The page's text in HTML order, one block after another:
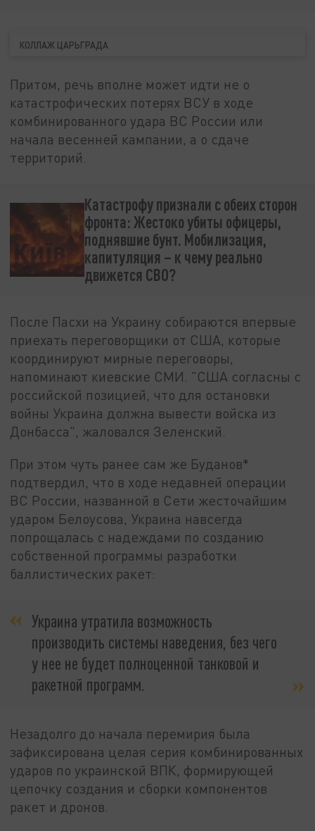
КОЛЛАЖ ЦАРЬГРАДА
Притом, речь вполне может идти не о
катастрофических потерях ВСУ в ходе
комбинированного удара ВС России или
начала весенней кампании, а о сдаче
территорий.
Катастрофу признали с обеих сторон
фронта: Жестоко убиты офицеры,
поднявшие бунт. Мобилизация,
капитуляция – к чему реально
движется СВО?
После Пасхи на Украину собираются впервые
приехать переговорщики от США, которые
координируют мирные переговоры,
напоминают киевские СМИ. "США согласны с
российской позицией, что для остановки
войны Украина должна вывести войска из
Донбасса", жаловался Зеленский.
При этом чуть ранее сам же Буданов*
подтвердил, что в ходе недавней операции
ВС России, названной в Сети жесточайшим
ударом Белоусова, Украина навсегда
попрощалась с надеждами по созданию
собственной программы разработки
баллистических ракет:
Украина утратила возможность
производить системы наведения, без чего
у нее не будет полноценной танковой и
ракетной программ.
Незадолго до начала перемирия была
зафиксирована целая серия комбинированных
ударов по украинской ВПК, формирующей
цепочку создания и сборки компонентов
ракет и дронов.